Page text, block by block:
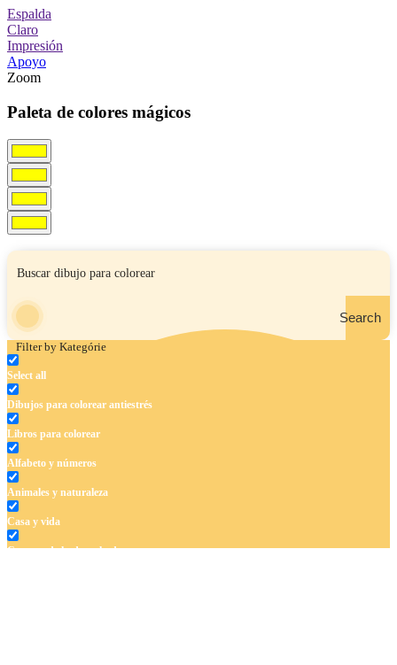
Espalda
Claro
Impresión
Apoyo
Zoom
Paleta de colores mágicos
Search
Filter by Kategórie
Select all
Dibujos para colorear antiestrés
Libros para colorear
Alfabeto y números
Animales y naturaleza
Casa y vida
Cuentos de hadas y hadas